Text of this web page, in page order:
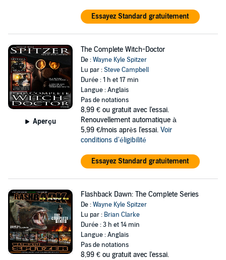
Essayez Standard gratuitement
Aperçu
The Complete Witch-Doctor
De :Wayne Kyle Spitzer
Lu par :Steve Campbell
Durée : 1 h et 17 min
Langue : Anglais
Pas de notations
8,99 € ou gratuit avec l'essai.
Renouvellement automatique à
5,99 €/mois après l'essai. Voir
conditions d'éligibilité
Essayez Standard gratuitement
Flashback Dawn: The Complete Series
De :Wayne Kyle Spitzer
Lu par : Brian Clarke
Durée : 3 h et 14 min
Langue : Anglais
Pas de notations
8,99 € ou gratuit avec l'essai.